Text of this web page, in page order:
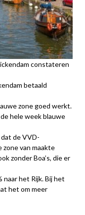
constateren
betaald
zone goed werkt.
hele week blauwe
de VVD-
zone van maakte
zonder Boa’s, die er
naar het Rijk. Bij het
het om meer